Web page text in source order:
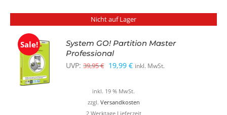
Nicht auf Lager
Sale!
System GO! Partition Master
Professional
UVP: 39,95€ Ursprünglicher
war:
39,95 €
19,99€Aktueller
ist:
19,99 €.
inkl. MwSt.
inkl. 19 % MwSt.
zzgl. Versandkosten
2 Werktage Lieferzeit